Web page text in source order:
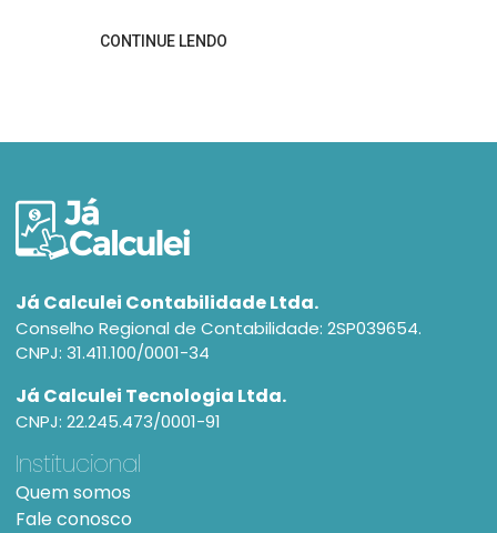
CONTINUE LENDO
Já Calculei Contabilidade Ltda.
Conselho Regional de Contabilidade: 2SP039654.
CNPJ: 31.411.100/0001-34
Já Calculei Tecnologia Ltda.
CNPJ: 22.245.473/0001-91
Institucional
Quem somos
Fale conosco